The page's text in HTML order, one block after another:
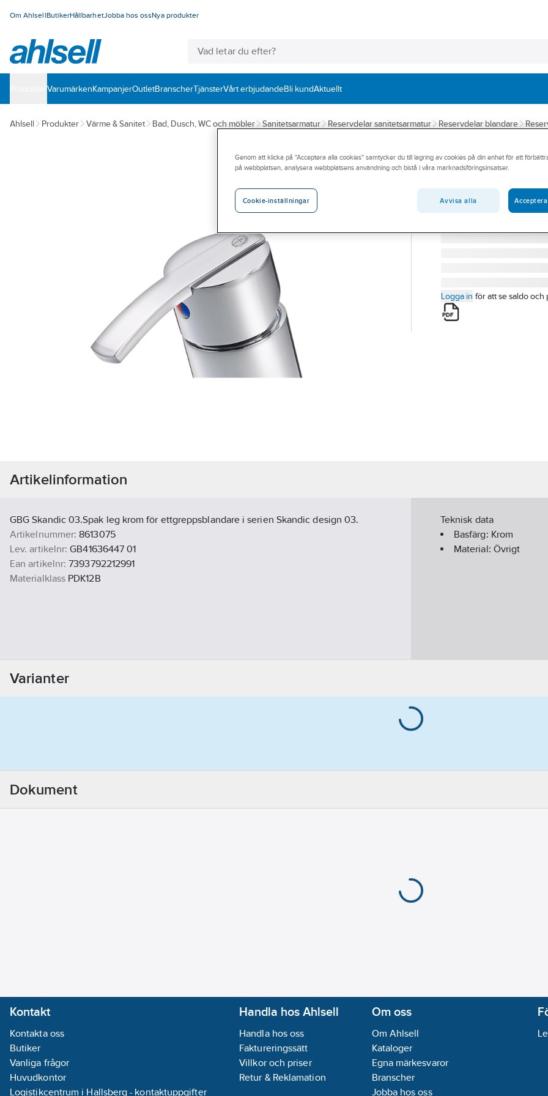
Om AhlsellButikerHållbarhetJobba hos ossNya produkter
VarumärkenKampanjerOutletBranscherTjänsterVårt erbjudandeBli kundAktuellt
Ahlsell Produkter Värme & Sanitet Bad, Dusch, WC och möbler Sanitetsarmatur Reservdelar sanitetsarmatur Reservdelar blandare
GUSTAVSBERG
Spak till
GBG SKANDIC 03
Artikelnummer:
8613075
GB41636447
Logga in för att se saldo och
Artikelinformation
GBG Skandic 03.Spak leg krom för ettgreppsblandare i serien Skandic design 03.
Artikelnummer: 8613075
Lev. artikelnr: GB41636447 01
Ean artikelnr: 7393792212991
Materialklass PDK12B
Teknisk data
Basfärg: Krom
Material: Övrigt
Varianter
Dokument
Kontakt
Kontakta oss
Butiker
Vanliga frågor
Huvudkontor
Logistikcentrum i Hallsberg - kontaktuppgifter
Handla hos Ahlsell
Handla hos oss
Faktureringssätt
Villkor och priser
Retur & Reklamation
Om oss
Om Ahlsell
Kataloger
Egna märkesvaror
Branscher
Jobba hos oss
Genom att klicka på "Acceptera alla cookies" samtycker du till lagring av cookies på din enhet för att
på webbplatsen, analysera webbplatsens användning och bistå i våra marknadsföringsinsatser.
Cookie-inställningar Avvisa alla